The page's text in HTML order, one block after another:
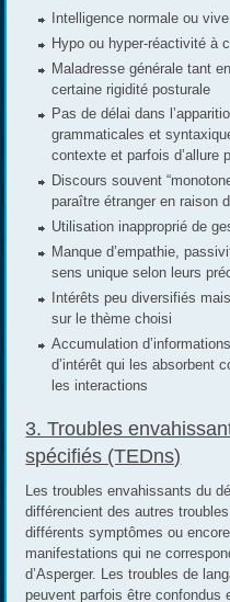
Intelligence normale ou vive
Hypo ou hyper-réactivité à
Maladresse générale tant
certaine rigidité posturale
Pas de délai dans
grammaticales et
contexte et parfois d’allure
Discours souvent
paraître étranger en raison
Utilisation inapproprié de
Manque d’empathie,
sens unique selon leurs
Intérêts peu diversifiés
sur le thème choisi
Accumulation
d’intérêt qui les absorbent
les interactions
3. Troubles
spécifiés (TEDns)
Les troubles envahissants du
différencient des autres
différents symptômes ou
manifestations qui ne
d’Asperger. Les troubles de
peuvent parfois être confondus